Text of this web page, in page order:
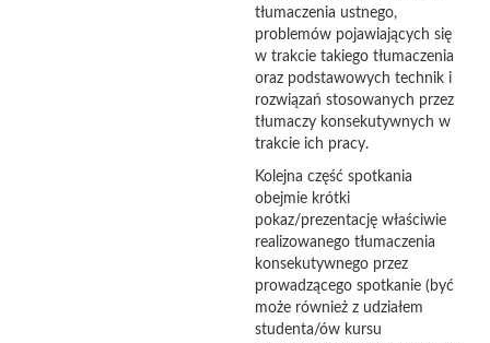
tłumaczenia ustnego,
problemów pojawiających się
w trakcie takiego tłumaczenia
oraz podstawowych technik i
rozwiązań stosowanych przez
tłumaczy konsekutywnych w
trakcie ich pracy.
Kolejna część spotkania
obejmie krótki
pokaz/prezentację właściwie
realizowanego tłumaczenia
konsekutywnego przez
prowadzącego spotkanie (być
może również z udziałem
studenta/ów kursu